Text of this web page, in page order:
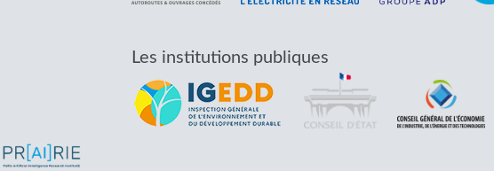
Les institutions publiques